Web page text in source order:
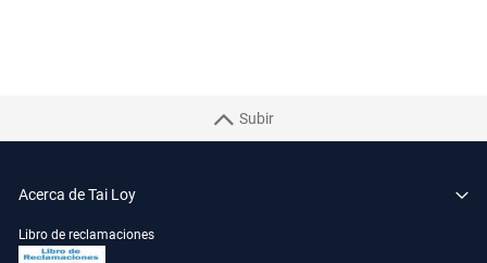
Subir
Acerca de Tai Loy
Libro de reclamaciones